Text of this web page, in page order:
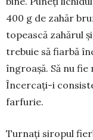
400 g de zahăr
topească za­hă­rul
trebuie să fiar­bă
îngroașă. Să nu
Încerca­ți-i
farfurie.
Turnați siropul